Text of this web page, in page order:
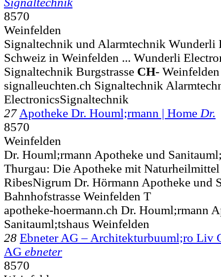
8570
Weinfelden
Signaltechnik und Alarmtechnik Wunderli
Schweiz in Weinfelden ... Wunderli
Signaltechnik Burgstrasse CH-
signalleuchten.ch Signaltechnik
ElectronicsSignaltechnik
27 Apotheke Dr. Houml;rmann | Home Dr.
8570
Weinfelden
Dr. Houml;rmann Apotheke und
Thurgau: Die Apotheke mit
RibesNigrum Dr. Hörmann Apotheke und
Bahnhofstrasse Weinfelden T
apotheke-hoermann.ch Dr. Houml;rmann
Sanitauml;tshaus Weinfelden
28 Ebneter AG – Architekturbuuml;ro Liv
AG ebneter
8570